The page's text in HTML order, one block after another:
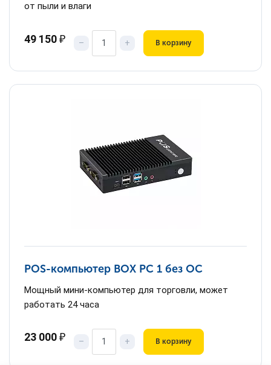
от пыли и влаги
49 150₽ – + В корзину
POS-компьютер BOX PC 1 без ОС
Мощный мини-компьютер для торговли, может
работать 24 часа
23 000₽ – + В корзину